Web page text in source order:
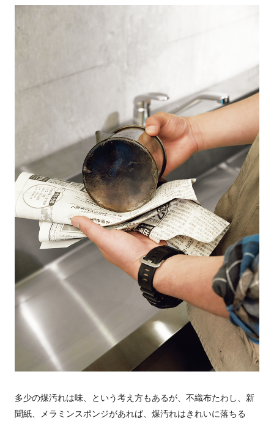
多少の煤汚れは味、という考え方もあるが、不織布たわし、新
聞紙、メラミンスポンジがあれば、煤汚れはきれいに落ちる